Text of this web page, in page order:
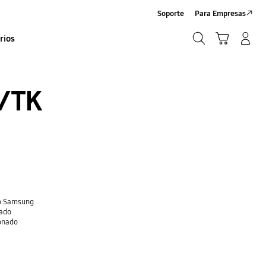
Soporte Para Empresas
TK
Samsung